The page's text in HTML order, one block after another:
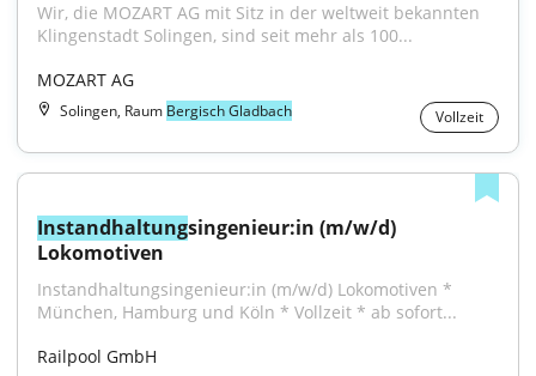
Wir, die MOZART AG mit Sitz in der weltweit bekannten
Klingenstadt Solingen, sind seit mehr als 100...
MOZART AG
Solingen, Raum Bergisch Gladbach Vollzeit
Instandhaltungsingenieur:in (m/w/d)
Lokomotiven
Instandhaltungsingenieur:in (m/w/d) Lokomotiven *
München, Hamburg und Köln * Vollzeit * ab sofort...
Railpool GmbH